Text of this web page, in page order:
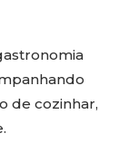
de cozinhar,